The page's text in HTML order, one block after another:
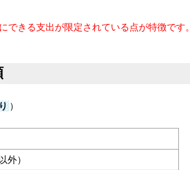
できる支出が限定されている点が特徴です
）
外）